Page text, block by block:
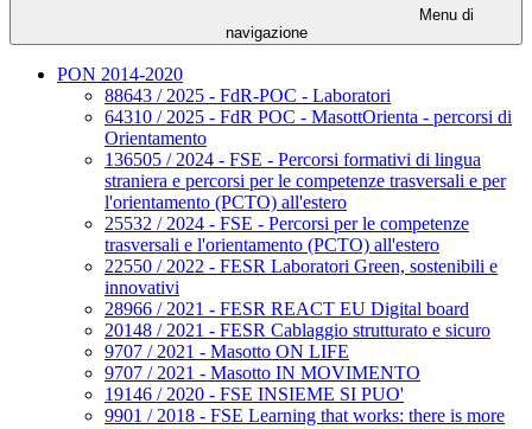
Menu di
navigazione
PON 2014-2020
88643 / 2025 - FdR-POC - Laboratori
64310 / 2025 - FdR POC - MasottOrienta - percorsi di
Orientamento
136505 / 2024 - FSE - Percorsi formativi di lingua
straniera e percorsi per le competenze trasversali e per
l'orientamento (PCTO) all'estero
25532 / 2024 - FSE - Percorsi per le competenze
trasversali e l'orientamento (PCTO) all'estero
22550 / 2022 - FESR Laboratori Green, sostenibili e
innovativi
28966 / 2021 - FESR REACT EU Digital board
20148 / 2021 - FESR Cablaggio strutturato e sicuro
9707 / 2021 - Masotto ON LIFE
9707 / 2021 - Masotto IN MOVIMENTO
19146 / 2020 - FSE INSIEME SI PUO'
9901 / 2018 - FSE Learning that works: there is more